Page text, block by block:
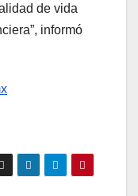
de vida
informó